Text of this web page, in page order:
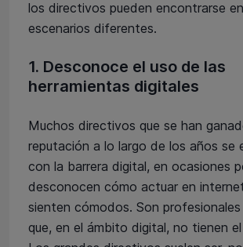
los directivos pueden encontrarse
escenarios diferentes.
1. Desconoce el uso de las
herramientas digitales
Muchos directivos que se han
reputación a lo largo de los años se
con la barrera digital, en ocasiones
desconocen cómo actuar en
sienten cómodos. Son
que, en el ámbito digital, no tienen